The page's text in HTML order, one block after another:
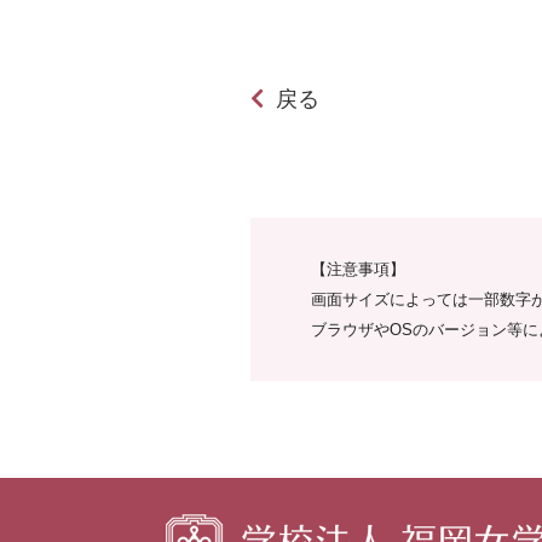
戻る
【注意事項】
画面サイズによっては一部数字
ブラウザやOSのバージョン等